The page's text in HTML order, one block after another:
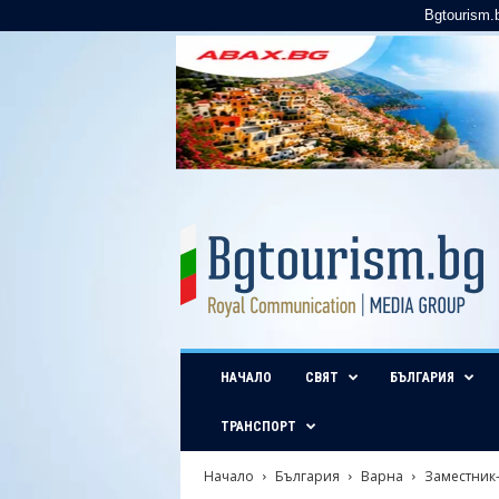
u
i
b
НАЧАЛО СВЯТ БЪЛГАРИЯ
ТРАНСПОРТ
Начало България Варна